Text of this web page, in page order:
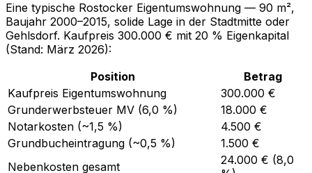
Eine typische Rostocker Eigentumswohnung — 90 m²,
Baujahr 2000–2015, solide Lage in der Stadtmitte oder
Gehlsdorf. Kaufpreis 300.000 € mit 20 % Eigenkapital
(Stand: März 2026):
Position
Betrag
Kaufpreis Eigentumswohnung
300.000 €
Grunderwerbsteuer MV (6,0 %)
18.000 €
Notarkosten (~1,5 %)
4.500 €
Grundbucheintragung (~0,5 %)
1.500 €
Nebenkosten gesamt
24.000 € (8,0